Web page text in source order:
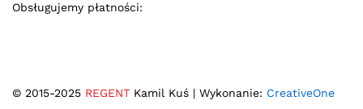
© 2015-2025 REGENT Kamil Kuś | Wykonanie: CreativeOne
Obsługujemy płatności: